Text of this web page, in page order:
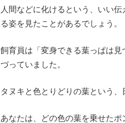
人間などに化けるという、いい
る姿を見たことがあるでしょう。
飼育員は「変身できる葉っぱは
づっていました。
タヌキと色とりどりの葉という
あなたは、どの色の葉を乗せた